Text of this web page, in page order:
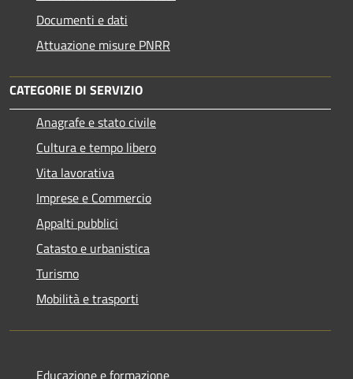
Documenti e dati
Attuazione misure PNRR
CATEGORIE DI SERVIZIO
Anagrafe e stato civile
Cultura e tempo libero
Vita lavorativa
Imprese e Commercio
Appalti pubblici
Catasto e urbanistica
Turismo
Mobilità e trasporti
Educazione e formazione